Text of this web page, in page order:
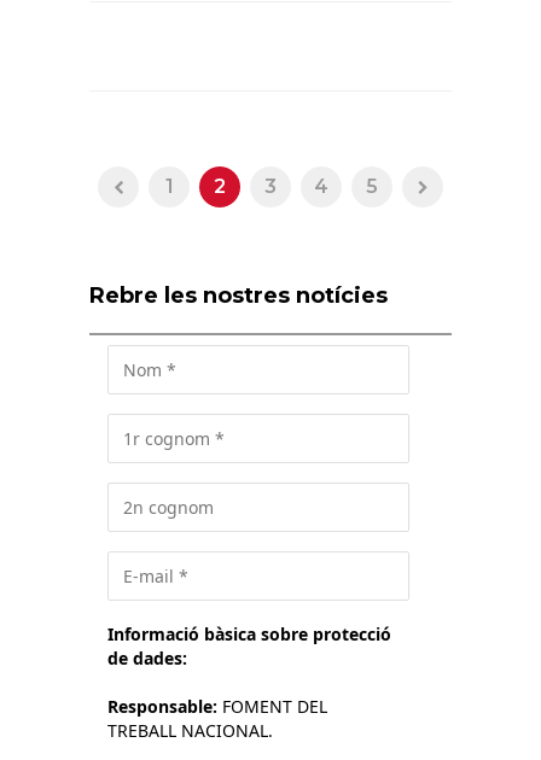
1 2 3 4 5
Rebre les nostres notícies
Informació bàsica sobre protecció
de dades:
Responsable: FOMENT DEL
TREBALL NACIONAL.